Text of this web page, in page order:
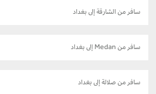
سافر من الشارقة إلى بغداد
سافر من Medan إلى بغداد
سافر من صلالة إلى بغداد